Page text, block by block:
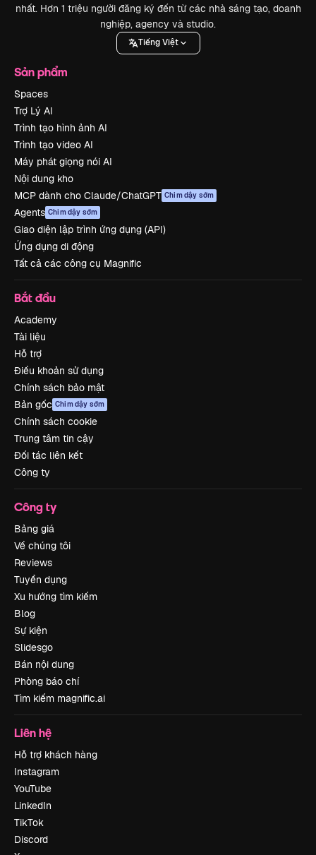
nhất. Hơn 1 triệu người đăng ký đến từ các nhà sáng tạo, doanh
nghiệp, agency và studio.
Tiếng Việt
Sản phẩm
Spaces
Trợ Lý AI
Trình tạo hình ảnh AI
Trình tạo video AI
Máy phát giọng nói AI
Nội dung kho
MCP dành cho Claude/ChatGPT Chim dậy sớm
Agents Chim dậy sớm
Giao diện lập trình ứng dụng (API)
Ứng dụng di động
Tất cả các công cụ Magnific
Bắt đầu
Academy
Tài liệu
Hỗ trợ
Điều khoản sử dụng
Chính sách bảo mật
Bản gốc Chim dậy sớm
Chính sách cookie
Trung tâm tin cậy
Đối tác liên kết
Công ty
Công ty
Bảng giá
Về chúng tôi
Reviews
Tuyển dụng
Xu hướng tìm kiếm
Blog
Sự kiện
Slidesgo
Bán nội dung
Phòng báo chí
Tìm kiếm magnific.ai
Liên hệ
Hỗ trợ khách hàng
Instagram
YouTube
LinkedIn
TikTok
Discord